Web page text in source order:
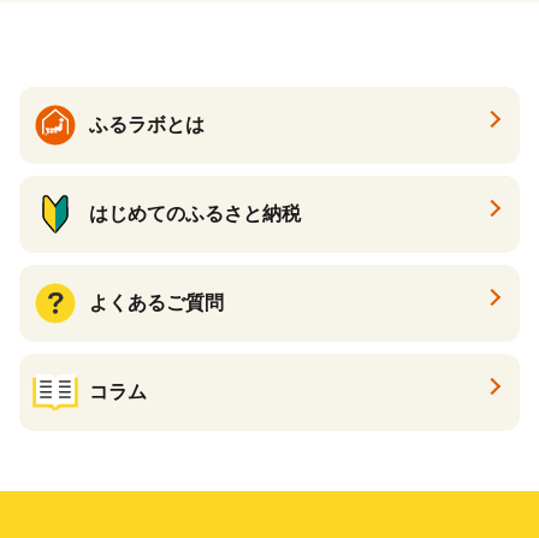
ふるラボとは
はじめてのふるさと納税
よくあるご質問
コラム